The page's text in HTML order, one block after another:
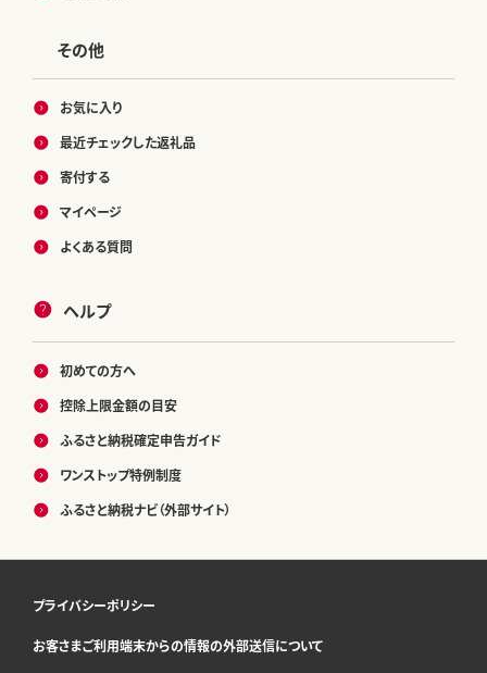
その他
お気に入り
最近チェックした返礼品
寄付する
マイページ
よくある質問
ヘルプ
初めての方へ
控除上限金額の目安
ふるさと納税確定申告ガイド
ワンストップ特例制度
ふるさと納税ナビ（外部サイト）
プライバシーポリシー
お客さまご利用端末からの情報の外部送信について